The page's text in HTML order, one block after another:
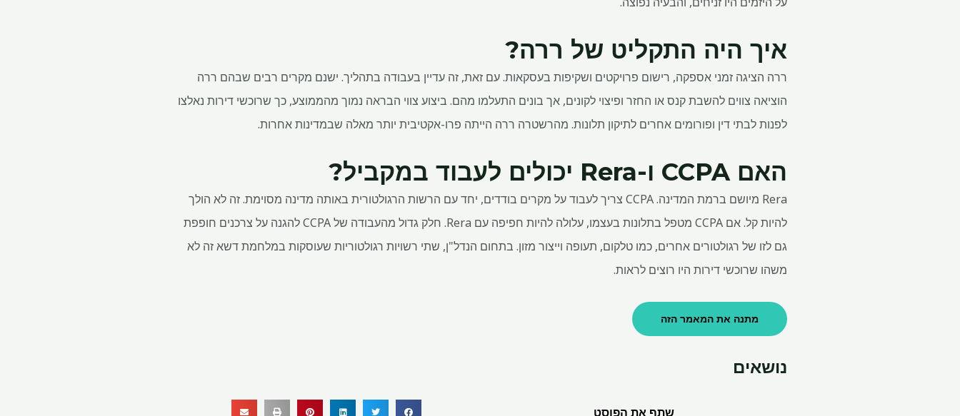
איך היה התקליט של ררה?
ררה הציגה זמני אספקה, רישום פרויקטים ושקיפות בעסקאות. עם זאת, זה עדיין בעבודה בתהליך. ישנם מקרים רבים שבהם ררה
הוציאה צווים להשבת קנס או החזר ופיצוי לקונים, אך בונים התעלמו מהם. ביצוע צווי הבראה נמוך מהממוצע, כך שרוכשי דירות נאלצו
לפנות לבתי דין ופורומים אחרים לתיקון תלונות. מהרשטרה ררה הייתה פרו-אקטיבית יותר מאלה שבמדינות אחרות.
האם CCPA ו-Rera יכולים לעבוד במקביל?
Rera מיושם ברמת המדינה. CCPA צריך לעבוד על מקרים בודדים, יחד עם הרשות הרגולטורית באותה מדינה מסוימת. זה לא הולך
להיות קל. אם CCPA מטפל בתלונות בעצמו, עלולה להיות חפיפה עם Rera. חלק גדול מהעבודה של CCPA להגנה על צרכנים חופפת
גם לזו של רגולטורים אחרים, כמו טלקום, תעופה וייצור מזון. בתחום הנדל"ן, שתי רשויות רגולטוריות שעוסקות במלחמת דשא זה לא
משהו שרוכשי דירות היו רוצים לראות.
מתנה את המאמר הזה
נושאים
שתף את הפוסט